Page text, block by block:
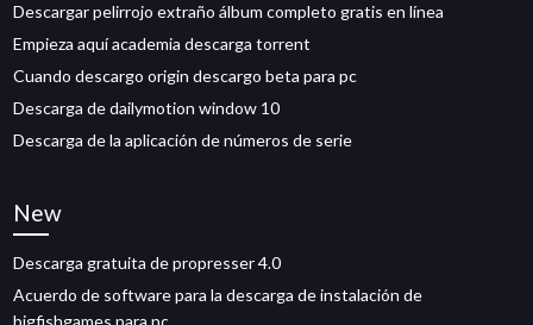
Descargar pelirrojo extraño álbum completo gratis en línea
Empieza aquí academia descarga torrent
Cuando descargo origin descargo beta para pc
Descarga de dailymotion window 10
Descarga de la aplicación de números de serie
New
Descarga gratuita de propresser 4.0
Acuerdo de software para la descarga de instalación de
bigfishgames para pc